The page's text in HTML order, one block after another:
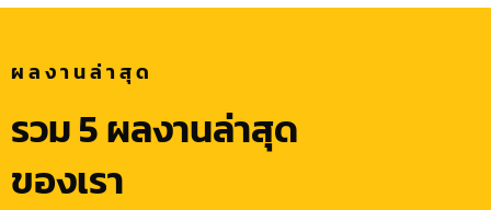
ผลงานล่าสุด
รวม 5 ผลงานล่าสุด
ของเรา